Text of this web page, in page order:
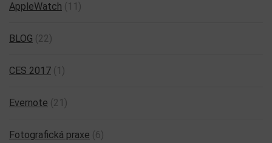
AppleWatch (11)
BLOG (22)
CES 2017 (1)
Evernote (21)
Fotografická praxe (6)